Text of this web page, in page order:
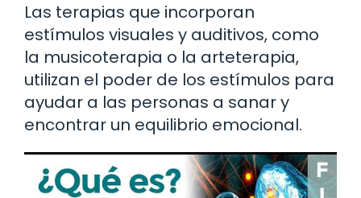
Las terapias que incorporan
estímulos visuales y auditivos, como
la musicoterapia o la arteterapia,
utilizan el poder de los estímulos para
ayudar a las personas a sanar y
encontrar un equilibrio emocional.